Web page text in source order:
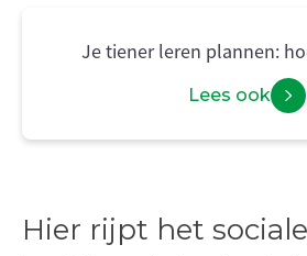
Je tiener leren plannen:
Lees ook
Hier rijpt het